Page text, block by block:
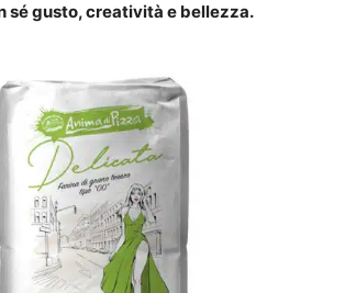
sé gusto, creatività e bellezza.